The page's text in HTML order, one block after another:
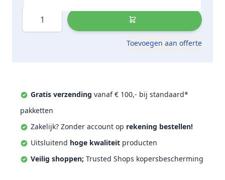
Aantal
Toevoegen aan offerte
Gratis verzending vanaf € 100,- bij standaard*
pakketten
Zakelijk? Zonder account op rekening bestellen!
Uitsluitend hoge kwaliteit producten
Veilig shoppen; Trusted Shops kopersbescherming